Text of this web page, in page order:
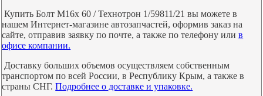
Купить Болт М16х 60 / Технотрон 1/59811/21 вы можете в
нашем Интернет-магазине автозапчастей, оформив заказ на
сайте, отправив заявку по почте, а также по телефону илив
офисе компании.
Доставку больших объемов осуществляем собственным
транспортом по всей России, в Республику Крым, а также в
страны СНГ.Подробнее о доставке и упаковке.